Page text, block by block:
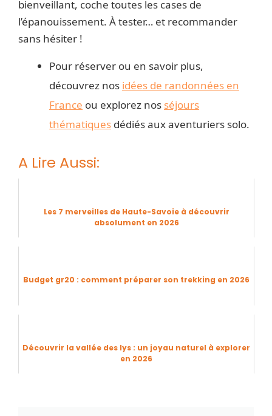
bienveillant, coche toutes les cases de
l’épanouissement. À tester… et recommander
sans hésiter !
Pour réserver ou en savoir plus,
découvrez nos idées de randonnées en
France ou explorez nos séjours
thématiques dédiés aux aventuriers solo.
A Lire Aussi:
Les 7 merveilles de Haute-Savoie à découvrir
absolument en 2026
Budget gr20 : comment préparer son trekking en 2026
Découvrir la vallée des lys : un joyau naturel à explorer
en 2026